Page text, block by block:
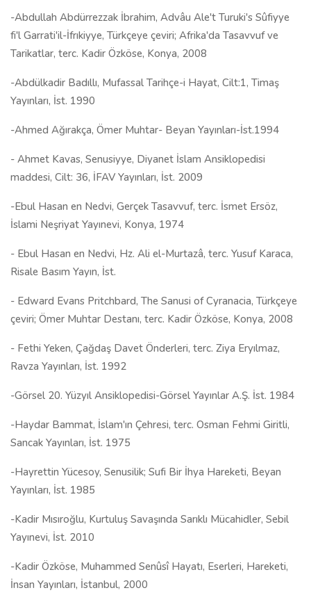
-Abdullah Abdürrezzak İbrahim, Advâu Ale't Turuki's Sûfiyye
fi'l Garrati'il-İfrıkiyye, Türkçeye çeviri; Afrika'da Tasavvuf ve
Tarikatlar, terc. Kadir Özköse, Konya, 2008
-Abdülkadir Badıllı, Mufassal Tarihçe-i Hayat, Cilt:1, Timaş
Yayınları, İst. 1990
-Ahmed Ağırakça, Ömer Muhtar- Beyan Yayınları-İst.1994
- Ahmet Kavas, Senusiyye, Diyanet İslam Ansiklopedisi
maddesi, Cilt: 36, İFAV Yayınları, İst. 2009
-Ebul Hasan en Nedvi, Gerçek Tasavvuf, terc. İsmet Ersöz,
İslami Neşriyat Yayınevi, Konya, 1974
- Ebul Hasan en Nedvi, Hz. Ali el-Murtazâ, terc. Yusuf Karaca,
Risale Basım Yayın, İst.
- Edward Evans Pritchbard, The Sanusi of Cyranacia, Türkçeye
çeviri; Ömer Muhtar Destanı, terc. Kadir Özköse, Konya, 2008
- Fethi Yeken, Çağdaş Davet Önderleri, terc. Ziya Eryılmaz,
Ravza Yayınları, İst. 1992
-Görsel 20. Yüzyıl Ansiklopedisi-Görsel Yayınlar A.Ş. İst. 1984
-Haydar Bammat, İslam'ın Çehresi, terc. Osman Fehmi Giritli,
Sancak Yayınları, İst. 1975
-Hayrettin Yücesoy, Senusilik; Sufi Bir İhya Hareketi, Beyan
Yayınları, İst. 1985
-Kadir Mısıroğlu, Kurtuluş Savaşında Sarıklı Mücahidler, Sebil
Yayınevi, İst. 2010
-Kadir Özköse, Muhammed Senûsî Hayatı, Eserleri, Hareketi,
İnsan Yayınları, İstanbul, 2000